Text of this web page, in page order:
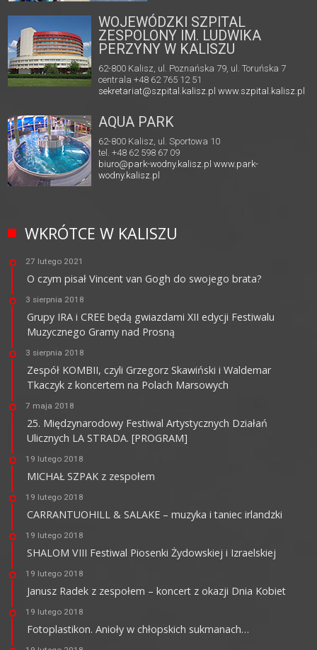
WOJEWÓDZKI SZPITAL
ZESPOLONY IM. LUDWIKA
PERZYNY W KALISZU
62-800 Kalisz, ul. Poznańska 79, ul. Toruńska 7
centrala +48 62 765 12 51
sekretariat@szpital.kalisz.pl www.szpital.kalisz.pl
AQUA PARK
62-800 Kalisz, ul. Sportowa 10
tel. +48 62 598 67 09
biuro@park-wodny.kalisz.pl www.park-
wodny.kalisz.pl
WKRÓTCE W KALISZU
27 lutego 2021
O czym pisał Vincent van Gogh do swojego brata?
3 sierpnia 2018
Grupy IRA i CREE będą gwiazdami XII edycji Festiwalu
Muzycznego Gramy nad Prosną
3 sierpnia 2018
Zespół KOMBII, czyli Grzegorz Skawiński i Waldemar
Tkaczyk z koncertem na Polach Marsowych
7 maja 2018
25. Międzynarodowy Festiwal Artystycznych Działań
Ulicznych LA STRADA. [PROGRAM]
19 lutego 2018
MICHAŁ SZPAK z zespołem
19 lutego 2018
CARRANTUOHILL & SALAKE – muzyka i taniec irlandzki
19 lutego 2018
SHALOM VIII Festiwal Piosenki Żydowskiej i Izraelskiej
19 lutego 2018
Janusz Radek z zespołem – koncert z okazji Dnia Kobiet
19 lutego 2018
Fotoplastikon. Anioły w chłopskich sukmanach…